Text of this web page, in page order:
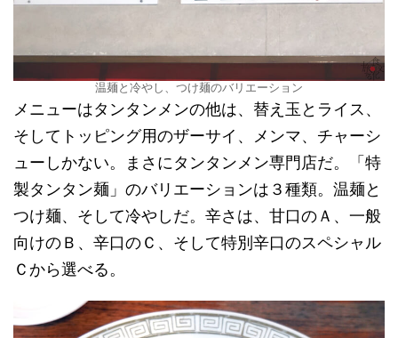
温麺と冷やし、つけ麺のバリエーション
メニューはタンタンメンの他は、替え玉とライス、
そしてトッピング用のザーサイ、メンマ、チャーシ
ューしかない。まさにタンタンメン専門店だ。「特
製タンタン麺」のバリエーションは３種類。温麺と
つけ麺、そして冷やしだ。辛さは、甘口のＡ、一般
向けのＢ、辛口のＣ、そして特別辛口のスペシャル
Ｃから選べる。